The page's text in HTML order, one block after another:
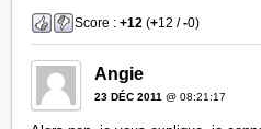
Score :+12 (+12 /-0)
Angie
23 DÉC 2011 @ 08:21:17